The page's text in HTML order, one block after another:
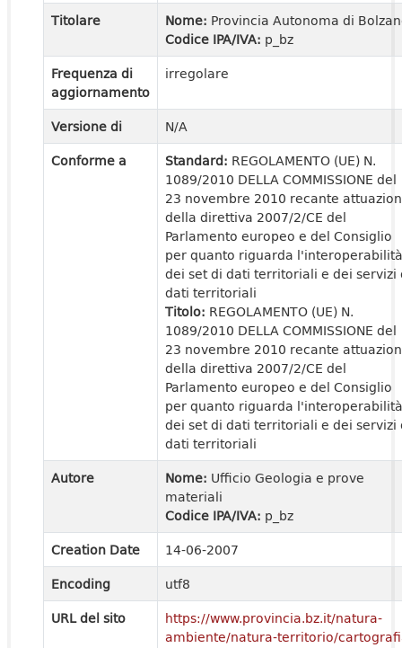
Titolare Nome: Provincia Autonoma di
Codice IPA/IVA: p_bz
Frequenza di
aggiornamento
irregolare
Versione di
N/A
Conforme a
Standard: REGOLAMENTO (UE) N.
1089/2010 DELLA COMMISSIONE del
23 novembre 2010 recante
della direttiva 2007/2/CE del
Parlamento europeo e del Consiglio
per quanto riguarda l'interoperabilità
dei set di dati territoriali e dei servizi
dati territoriali
Titolo: REGOLAMENTO (UE) N.
1089/2010 DELLA COMMISSIONE del
23 novembre 2010 recante
della direttiva 2007/2/CE del
Parlamento europeo e del Consiglio
per quanto riguarda l'interoperabilità
dei set di dati territoriali e dei servizi
dati territoriali
Autore
Nome: Ufficio Geologia e prove
materiali
Codice IPA/IVA: p_bz
Creation Date
14-06-2007
Encoding
utf8
URL del sito
https://www.provincia.bz.it/natura-
ambiente/natura-territorio/